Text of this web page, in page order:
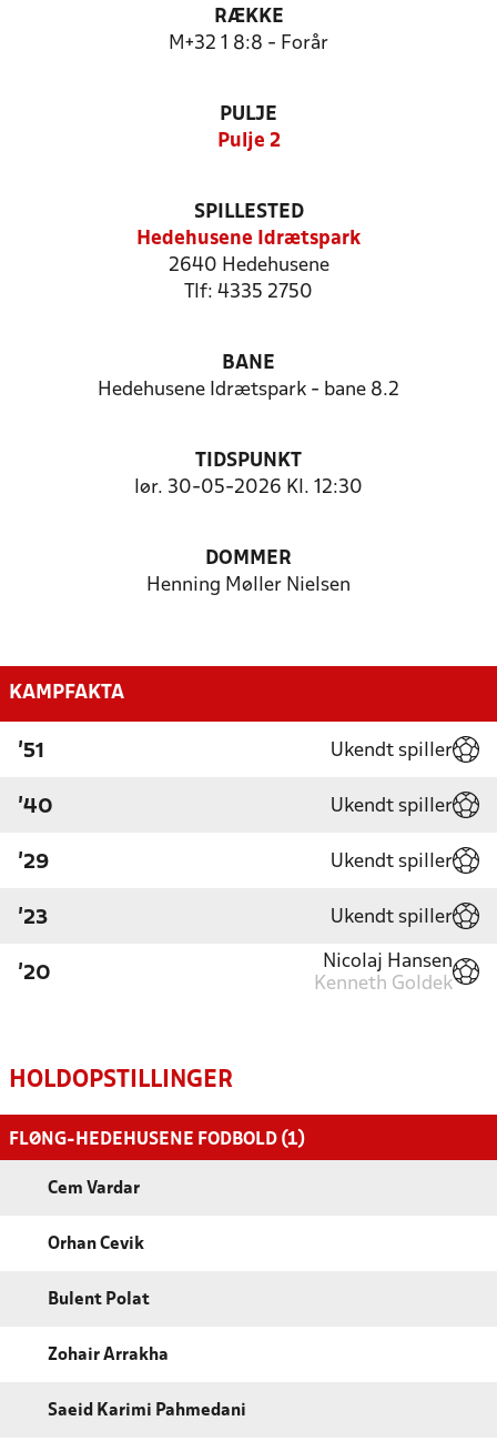
RÆKKE
M+32 1 8:8 - Forår
PULJE
Pulje 2
SPILLESTED
Hedehusene Idrætspark
2640 Hedehusene
Tlf: 4335 2750
BANE
Hedehusene Idrætspark - bane 8.2
TIDSPUNKT
lør. 30-05-2026 Kl. 12:30
DOMMER
Henning Møller Nielsen
KAMPFAKTA
'51 Ukendt spiller
'40 Ukendt spiller
'29 Ukendt spiller
'23 Ukendt spiller
'20
Nicolaj Hansen
Kenneth Goldek
HOLDOPSTILLINGER
FLØNG-HEDEHUSENE FODBOLD (1)
Cem Vardar
Orhan Cevik
Bulent Polat
Zohair Arrakha
Saeid Karimi Pahmedani